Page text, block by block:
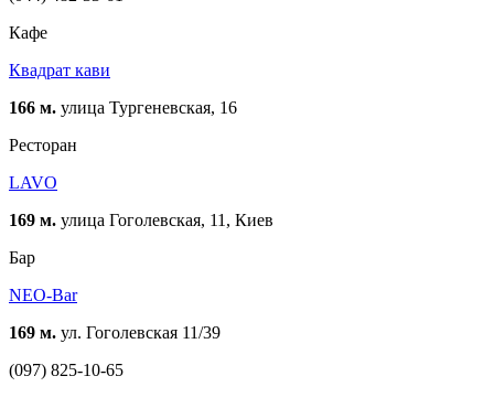
Кафе
Квадрат кави
166 м. улица Тургеневская, 16
Ресторан
LAVO
169 м. улица Гоголевская, 11, Киев
Бар
NEO-Bar
169 м. ул. Гоголевская 11/39
(097) 825-10-65